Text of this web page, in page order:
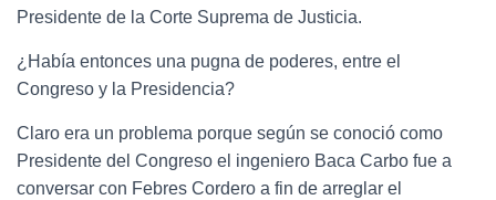
Presidente de la Corte Suprema de Justicia.
¿Había entonces una pugna de poderes, entre el
Congreso y la Presidencia?
Claro era un problema porque según se conoció como
Presidente del Congreso el ingeniero Baca Carbo fue a
conversar con Febres Cordero a fin de arreglar el